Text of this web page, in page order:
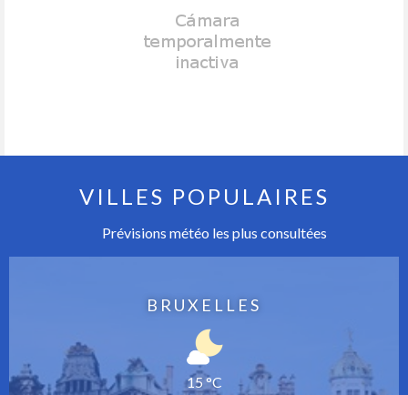
VILLES POPULAIRES
Prévisions météo les plus consultées
BRUXELLES
15 °C